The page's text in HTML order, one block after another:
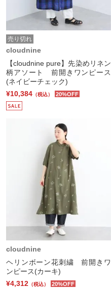
売り切れ
cloudnine
【cloudnine pure】先染めリネン
柄アソート 前開きワンピース
(ネイビーチェック)
¥10,384 （税込） 20%OFF
cloudnine
ヘリンボーン花刺繍 前開きワ
ンピース(カーキ)
¥4,312 （税込） 20%OFF